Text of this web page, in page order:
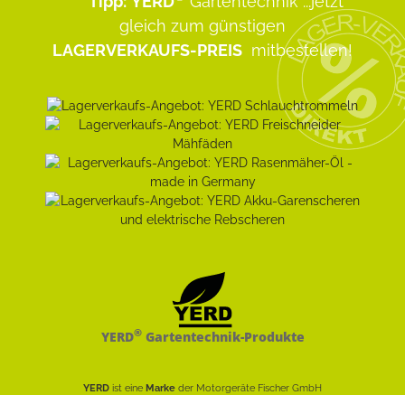
gleich zum günstigen
LAGERVERKAUFS-PREIS mitbestellen!
YERD®Gartentechnik-Produkte
YERD ist eine Marke der Motorgeräte Fischer GmbH